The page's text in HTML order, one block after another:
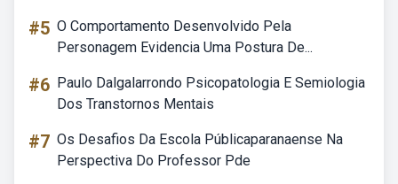
#5 O Comportamento Desenvolvido Pela
Personagem Evidencia Uma Postura De...
#6 Paulo Dalgalarrondo Psicopatologia E Semiologia
Dos Transtornos Mentais
#7 Os Desafios Da Escola Públicaparanaense Na
Perspectiva Do Professor Pde